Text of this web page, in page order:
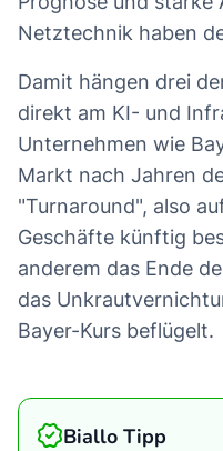
Netztechnik haben
Damit hängen drei
direkt am KI- und
Unternehmen wie
Markt nach Jahren
"Turnaround", also
Geschäfte künftig
anderem das Ende
das
Bayer-Kurs beflügelt.
Biallo Tipp